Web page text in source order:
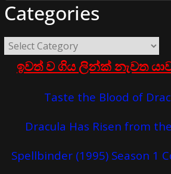
Categories
ඉවත් ව ගිය ලින්ක් නැවත
Taste the Blood of
Dracula Has Risen from
Spellbinder (1995) Season 1